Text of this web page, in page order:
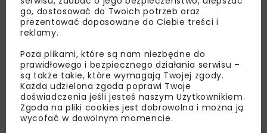
Zapoznałam/em się z Polityką Prywatnościi
Regulaminem
handlowej w postaci newslettera.
ZAPISZ MNIE
go, dostosować do Twoich potrzeb oraz
prezentować dopasowane do Ciebie treści i
reklamy.
Poza plikami, które są nam niezbędne do
prawidłowego i bezpiecznego działania serwisu –
są także takie, które wymagają Twojej zgody.
Każda udzielona zgoda poprawi Twoje
doświadczenia jeśli jesteś naszym Użytkownikiem.
Zgoda na pliki cookies jest dobrowolna i można ją
wycofać w dowolnym momencie.